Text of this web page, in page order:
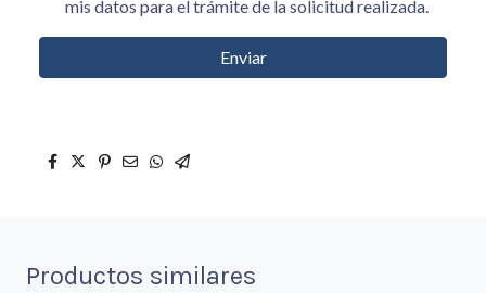
mis datos para el trámite de la solicitud realizada.
Enviar
Productos similares